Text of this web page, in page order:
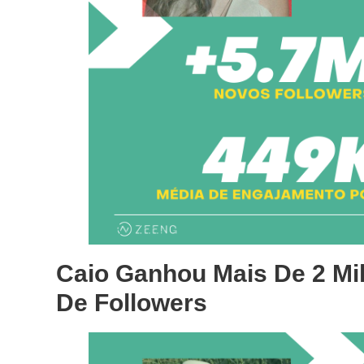
Caio Ganhou Mais De 2
De Followers